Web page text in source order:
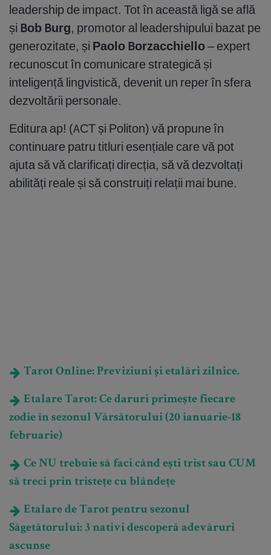
leadership de impact. Tot în această ligă se află
și Bob Burg, promotor al leadershipului bazat pe
generozitate, și Paolo Borzacchiello– expert
recunoscut în comunicare strategică și
inteligență lingvistică, devenit un reper în sfera
dezvoltării personale.
Editura ap! (ACT și Politon) vă propune în
continuare patru titluri esențiale care vă pot
ajuta să vă clarificați direcția, să vă dezvoltați
abilități reale și să construiți relații mai bune.
Tarot Online: Previziuni și etalări zilnice.
Etalare Tarot: Ce daruri primește fiecare
zodie în sezonul Vărsătorului (20 ianuarie-18
februarie)
Ce NU trebuie să faci când ești trist sau CUM
să treci prin tristețe cu blândețe
Etalare de Tarot pentru sezonul
Săgetătorului: 3 nativi descoperă adevăruri
ascunse